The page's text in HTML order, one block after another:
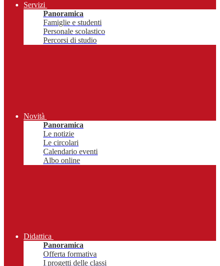
Servizi
Panoramica
Famiglie e studenti
Personale scolastico
Percorsi di studio
Novità
Panoramica
Le notizie
Le circolari
Calendario eventi
Albo online
Didattica
Panoramica
Offerta formativa
I progetti delle classi